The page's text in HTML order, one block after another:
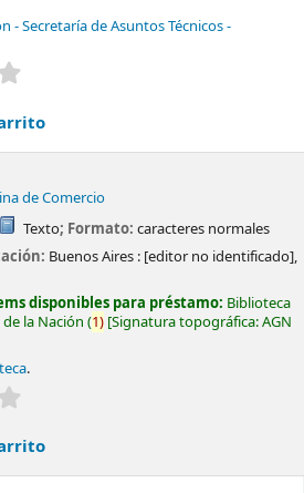
- Secretaría de Asuntos Técnicos -
de Comercio
Texto; Formato: caracteres normales
Buenos Aires : [editor no identificado],
disponibles para préstamo: Biblioteca
la Nación (1) Signatura topográfica:AGN
.